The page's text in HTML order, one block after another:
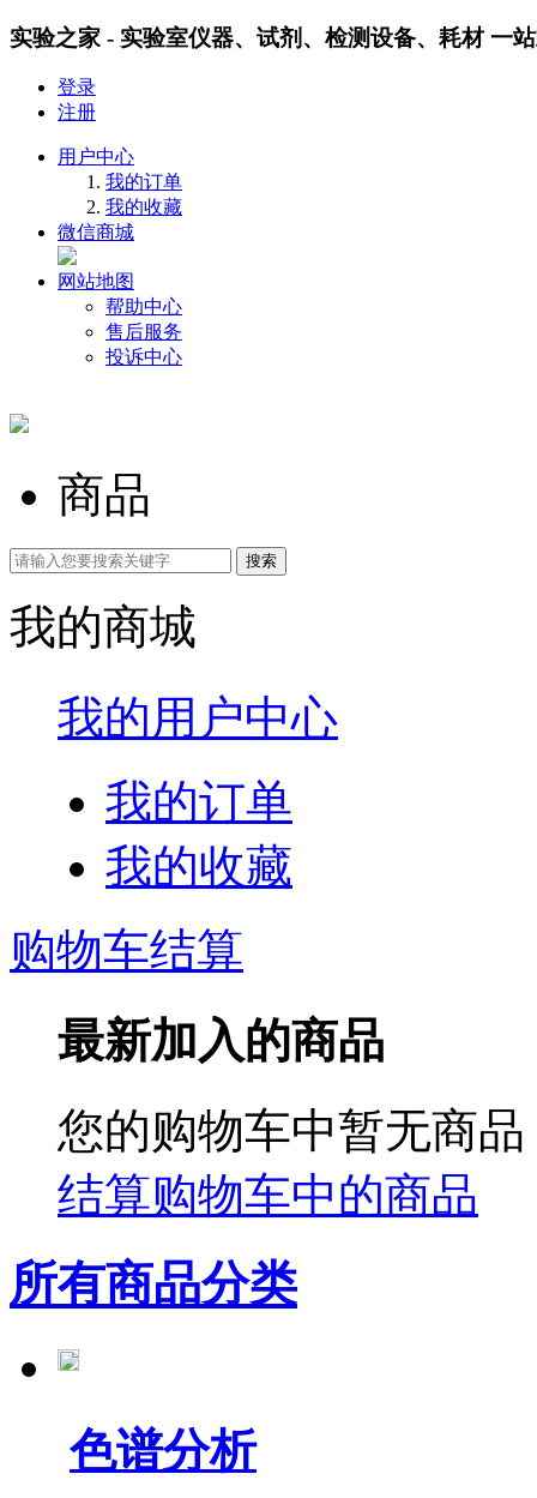
实验之家 - 实验室仪器、试剂、检测设备、耗材 一
登录
注册
用户中心
我的订单
我的收藏
微信商城
网站地图
帮助中心
售后服务
投诉中心
商品
我的商城
我的用户中心
我的订单
我的收藏
购物车结算
最新加入的商品
您的购物车中暂无商
结算购物车中的商品
所有商品分类
色谱分析